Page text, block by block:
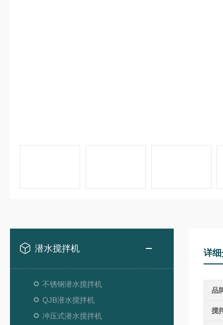
潜水搅拌机
不锈钢潜水搅拌机
QJB潜水搅拌机
冲压式潜水搅拌机
详
品
搅